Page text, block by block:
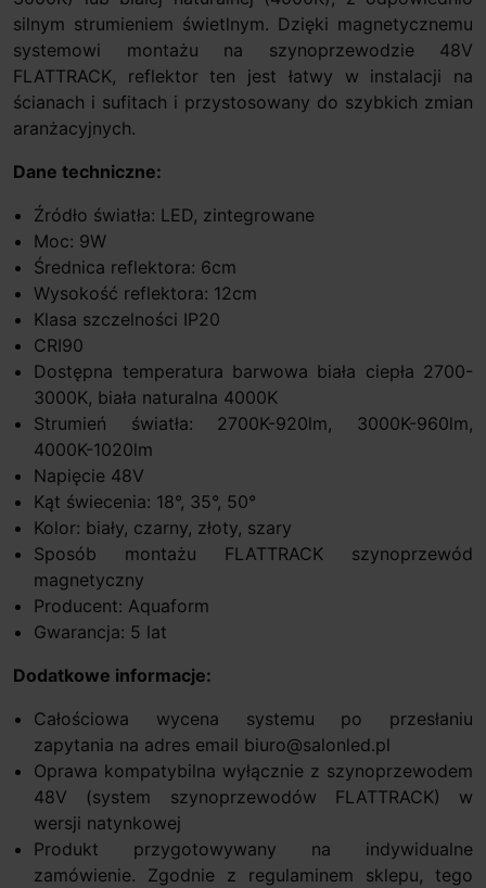
silnym strumieniem świetlnym. Dzięki magnetycznemu
systemowi montażu na szynoprzewodzie 48V
FLATTRACK, reflektor ten jest łatwy w instalacji na
ścianach i sufitach i przystosowany do szybkich zmian
aranżacyjnych.
Dane techniczne:
Źródło światła: LED, zintegrowane
Moc: 9W
Średnica reflektora: 6cm
Wysokość reflektora: 12cm
Klasa szczelności IP20
CRI90
Dostępna temperatura barwowa biała ciepła 2700-
3000K, biała naturalna 4000K
Strumień światła: 2700K-920lm, 3000K-960lm,
4000K-1020lm
Napięcie 48V
Kąt świecenia: 18°, 35°, 50°
Kolor: biały, czarny, złoty, szary
Sposób montażu FLATTRACK szynoprzewód
magnetyczny
Producent: Aquaform
Gwarancja: 5 lat
Dodatkowe informacje:
Całościowa wycena systemu po przesłaniu
zapytania na adres email biuro@salonled.pl
Oprawa kompatybilna wyłącznie z szynoprzewodem
48V (system szynoprzewodów FLATTRACK) w
wersji natynkowej
Produkt przygotowywany na indywidualne
zamówienie. Zgodnie z regulaminem sklepu, tego